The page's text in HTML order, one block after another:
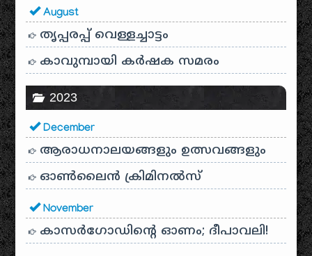
August
തൃപ്പരപ്പ് വെള്ളച്ചാട്ടം
കാവുമ്പായി കർഷക സമരം
2023
December
ആരാധനാലയങ്ങളും ഉത്സവങ്ങളും
ഓൺലൈൻ ക്രിമിനൽസ്
November
കാസർഗോഡിൻ്റെ ഓണം; ദീപാവലി!